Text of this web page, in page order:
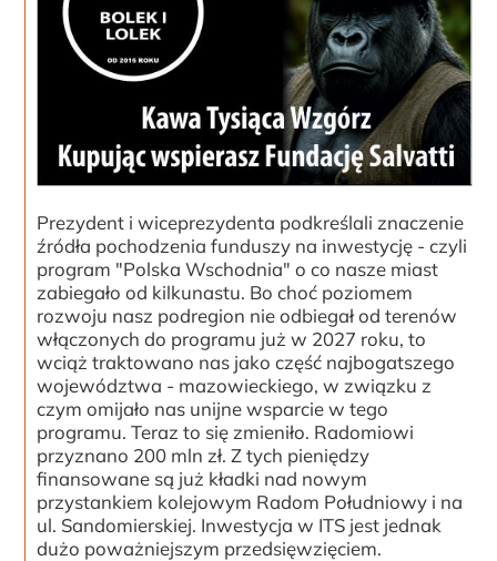
Prezydent i wiceprezydenta podkreślali znaczenie
źródła pochodzenia funduszy na inwestycję - czyli
program "Polska Wschodnia" o co nasze miast
zabiegało od kilkunastu. Bo choć poziomem
rozwoju nasz podregion nie odbiegał od terenów
włączonych do programu już w 2027 roku, to
wciąż traktowano nas jako część najbogatszego
województwa - mazowieckiego, w związku z
czym omijało nas unijne wsparcie w tego
programu. Teraz to się zmieniło. Radomiowi
przyznano 200 mln zł. Z tych pieniędzy
finansowane są już kładki nad nowym
przystankiem kolejowym Radom Południowy i na
ul. Sandomierskiej. Inwestycja w ITS jest jednak
dużo poważniejszym przedsięwzięciem.